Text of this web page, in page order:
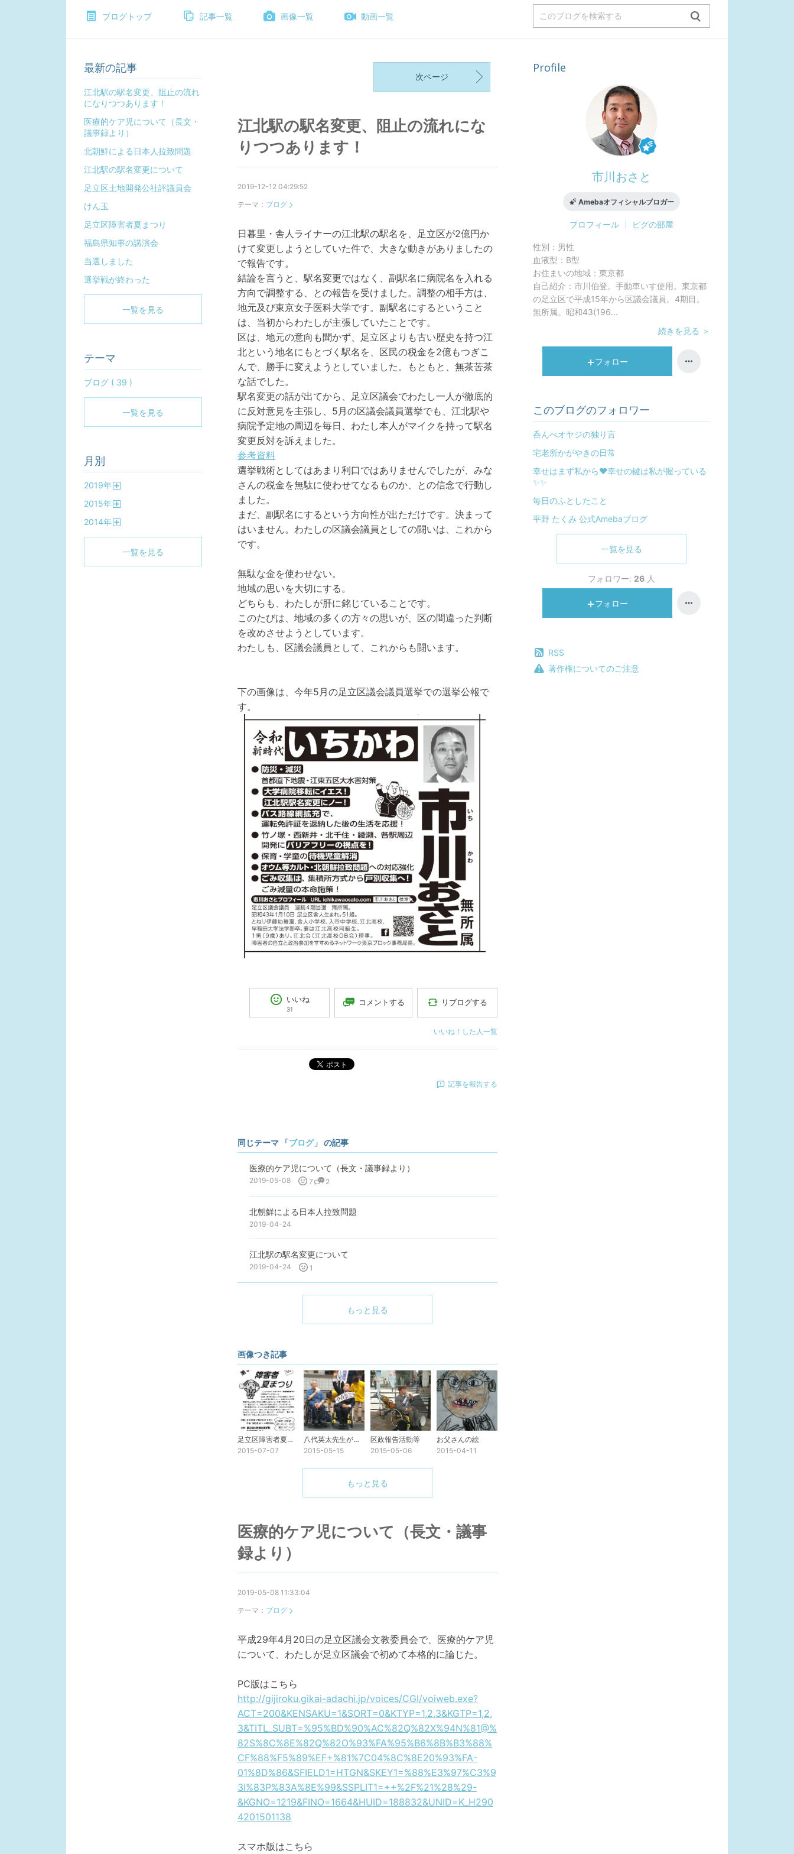
ブログトップ 記事一覧 画像一覧 動画一覧
次ページ
江北駅の駅名変更、阻止の流れにな
りつつあります！
2019-12-12 04:29:52
テーマ： ブログ
日暮里・舎人ライナーの江北駅の駅名を、足立区が2億円か
けて変更しようとしていた件で、大きな動きがありましたの
で報告です。
結論を言うと、駅名変更ではなく、副駅名に病院名を入れる
方向で調整する、との報告を受けました。調整の相手方は、
地元及び東京女子医科大学です。副駅名にするということ
は、当初からわたしが主張していたことです。
区は、地元の意向も聞かず、足立区よりも古い歴史を持つ江
北という地名にもとづく駅名を、区民の税金を2億もつぎこ
んで、勝手に変えようとしていました。もともと、無茶苦茶
な話でした。
駅名変更の話が出てから、足立区議会でわたし一人が徹底的
に反対意見を主張し、5月の区議会議員選挙でも、江北駅や
病院予定地の周辺を毎日、わたし本人がマイクを持って駅名
変更反対を訴えました。
参考資料
選挙戦術としてはあまり利口ではありませんでしたが、みな
さんの税金を無駄に使わせてなるものか、との信念で行動し
ました。
まだ、副駅名にするという方向性が出ただけです。決まって
はいません。わたしの区議会議員としての闘いは、これから
です。
無駄な金を使わせない。
地域の思いを大切にする。
どちらも、わたしが肝に銘じていることです。
このたびは、地域の多くの方々の思いが、区の間違った判断
を改めさせようとしています。
わたしも、区議会議員として、これからも闘います。
下の画像は、今年5月の足立区議会議員選挙での選挙公報で
す。
いいね
31
コメントする リブログする
いいね！した人一覧
ポスト
記事を報告する
同じテーマ 「ブログ」 の記事
医療的ケア児について（長文・議事録より）
2019-05-08 7 2
北朝鮮による日本人拉致問題
2019-04-24
江北駅の駅名変更について
2019-04-24 1
もっと見る
画像つき記事
足立区障害者夏まつり
2015-07-07
八代英太先生が来てくれた！
2015-05-15
区政報告活動等
2015-05-06
お父さんの絵
2015-04-11
もっと見る
医療的ケア児について（長文・議事
録より）
2019-05-08 11:33:04
テーマ： ブログ
平成29年4月20日の足立区議会文教委員会で、医療的ケア児
について、わたしが足立区議会で初めて本格的に論じた。
PC版はこちら
http://gijiroku.gikai-adachi.jp/voices/CGI/voiweb.exe?
ACT=200&KENSAKU=1&SORT=0&KTYP=1,2,3&KGTP=1,2,
3&TITL_SUBT=%95%BD%90%AC%82Q%82X%94N%81@%
82S%8C%8E%82Q%82O%93%FA%95%B6%8B%B3%88%
CF%88%F5%89%EF+%81%7C04%8C%8E20%93%FA-
01%8D%86&SFIELD1=HTGN&SKEY1=%88%E3%97%C3%9
3I%83P%83A%8E%99&SSPLIT1=++%2F%21%28%29-
&KGNO=1219&FINO=1664&HUID=188832&UNID=K_H290
4201501138
スマホ版はこちら
Profile
市川おさと
Amebaオフィシャルブロガー
プロフィール ピグの部屋
性別： 男性
血液型： B型
お住まいの地域： 東京都
自己紹介： 市川伯登。手動車いす使用。東京都
の足立区で平成15年から区議会議員。4期目。
無所属。昭和43(196...
続きを見る ＞
フォロー
このブログのフォロワー
呑んべオヤジの独り言
宅老所かがやきの日常
幸せはまず私から❤幸せの鍵は私が握っている
✨✨
毎日のふとしたこと
平野 たくみ 公式Amebaブログ
一覧を見る
フォロワー: 26 人
フォロー
RSS
著作権についてのご注意
最新の記事
江北駅の駅名変更、阻止の流れ
になりつつあります！
医療的ケア児について（長文・
議事録より）
北朝鮮による日本人拉致問題
江北駅の駅名変更について
足立区土地開発公社評議員会
けん玉
足立区障害者夏まつり
福島県知事の講演会
当選しました
選挙戦が終わった
一覧を見る
テーマ
ブログ ( 39 )
一覧を見る
月別
2019年
2015年
2014年
一覧を見る